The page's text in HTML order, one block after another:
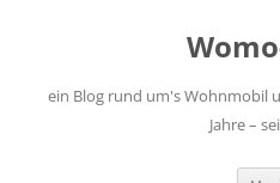
ein Blog rund um's Wohnmobil
Jahre –